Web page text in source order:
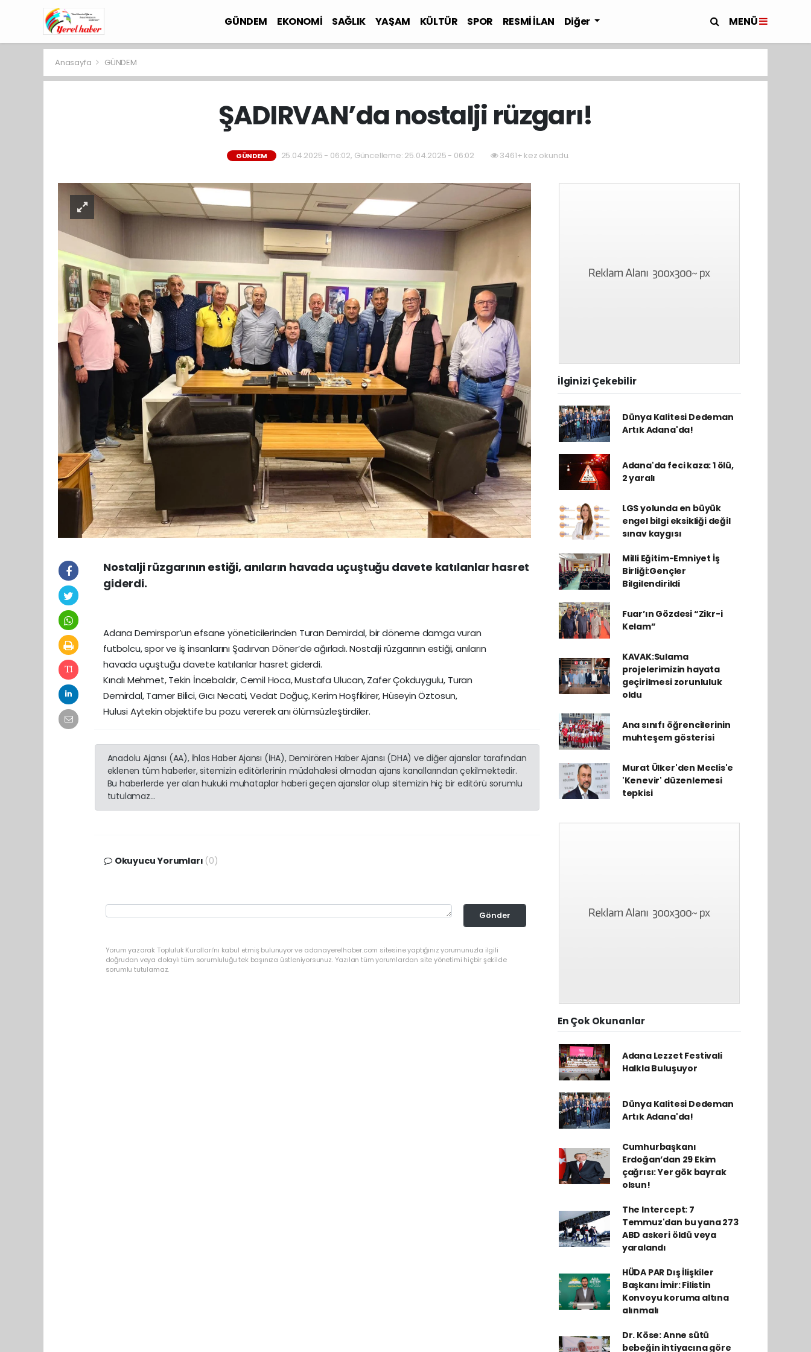
GÜNDEM EKONOMİ SAĞLIK YAŞAM KÜLTÜR SPOR RESMİ İLAN Diğer MENÜ
Anasayfa GÜNDEM
ŞADIRVAN’da nostalji rüzgarı!
GÜNDEM 25.04.2025 - 06:02, Güncelleme: 25.04.2025 - 06:02 3461+ kez okundu.
Nostalji rüzgarının estiği, anıların havada uçuştuğu davete katılanlar hasret
giderdi.
Adana Demirspor’un efsane yöneticilerinden Turan Demirdal, bir döneme damga vuran
futbolcu, spor ve iş insanlarını Şadırvan Döner’de ağırladı. Nostalji rüzgarının estiği, anıların
havada uçuştuğu davete katılanlar hasret giderdi.
Kınalı Mehmet, Tekin İncebaldır, Cemil Hoca, Mustafa Ulucan, Zafer Çokduygulu, Turan
Demirdal, Tamer Bilici, Gıcı Necati, Vedat Doğuç, Kerim Hoşfikirer, Hüseyin Öztosun,
Hulusi Aytekin objektife bu pozu vererek anı ölümsüzleştirdiler.
Anadolu Ajansı (AA), İhlas Haber Ajansı (İHA), Demirören Haber Ajansı (DHA) ve diğer ajanslar tarafından
eklenen tüm haberler, sitemizin editörlerinin müdahalesi olmadan ajans kanallarından çekilmektedir.
Bu haberlerde yer alan hukuki muhataplar haberi geçen ajanslar olup sitemizin hiç bir editörü sorumlu
tutulamaz...
Okuyucu Yorumları (0)
Gönder
Yorum yazarak Topluluk Kuralları’nı kabul etmiş bulunuyor ve adanayerelhaber.com sitesine yaptığınız yorumunuzla ilgili
doğrudan veya dolaylı tüm sorumluluğu tek başınıza üstleniyorsunuz. Yazılan tüm yorumlardan site yönetimi hiçbir şekilde
sorumlu tutulamaz.
İlginizi Çekebilir
Dünya Kalitesi Dedeman
Artık Adana'da!
Adana'da feci kaza: 1 ölü,
2 yaralı
LGS yolunda en büyük
engel bilgi eksikliği değil
sınav kaygısı
Milli Eğitim-Emniyet İş
Birliği:Gençler
Bilgilendirildi
Fuar’ın Gözdesi “Zikr-i
Kelam”
KAVAK:Sulama
projelerimizin hayata
geçirilmesi zorunluluk
oldu
Ana sınıfı öğrencilerinin
muhteşem gösterisi
Murat Ülker'den Meclis'e
'Kenevir' düzenlemesi
tepkisi
En Çok Okunanlar
Adana Lezzet Festivali
Halkla Buluşuyor
Dünya Kalitesi Dedeman
Artık Adana'da!
Cumhurbaşkanı
Erdoğan’dan 29 Ekim
çağrısı: Yer gök bayrak
olsun!
The Intercept: 7
Temmuz'dan bu yana 273
ABD askeri öldü veya
yaralandı
HÜDA PAR Dış İlişkiler
Başkanı İmir: Filistin
Konvoyu koruma altına
alınmalı
Dr. Köse: Anne sütü
bebeğin ihtiyacına göre